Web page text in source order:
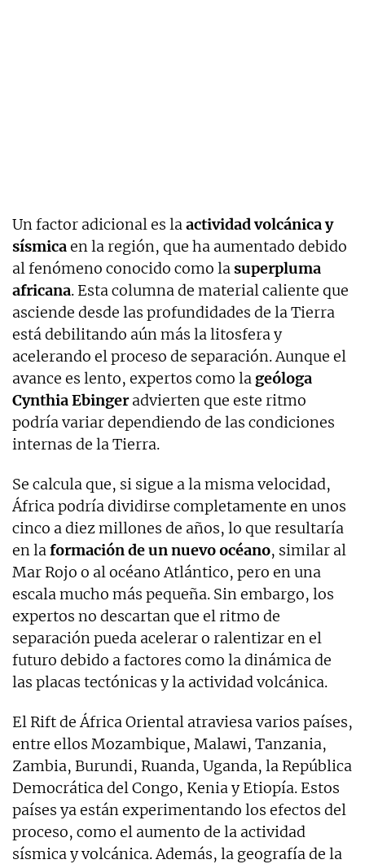
Un factor adicional es laactividad volcánica y
sísmicaen la región, que ha aumentado debido
al fenómeno conocido como lasuperpluma
africana. Esta columna de material caliente que
asciende desde las profundidades de la Tierra
está debilitando aún más la litosfera y
acelerando el proceso de separación. Aunque el
avance es lento, expertos como la geóloga
Cynthia Ebingeradvierten que este ritmo
podría variar dependiendo de las condiciones
internas de la Tierra.
Se calcula que, si sigue a la misma velocidad,
África podría dividirse completamente en unos
cinco a diez millones de años, lo que resultaría
en laformación de un nuevo océano, similar al
Mar Rojo o al océano Atlántico, pero en una
escala mucho más pequeña. Sin embargo, los
expertos no descartan que el ritmo de
separación pueda acelerar o ralentizar en el
futuro debido a factores como la dinámica de
las placas tectónicas y la actividad volcánica.
El Rift de África Oriental atraviesa varios países,
entre ellos Mozambique, Malawi, Tanzania,
Zambia, Burundi, Ruanda, Uganda, la República
Democrática del Congo, Kenia y Etiopía. Estos
países ya están experimentando los efectos del
proceso, como el aumento de la actividad
sísmica y volcánica. Además, la geografía de la